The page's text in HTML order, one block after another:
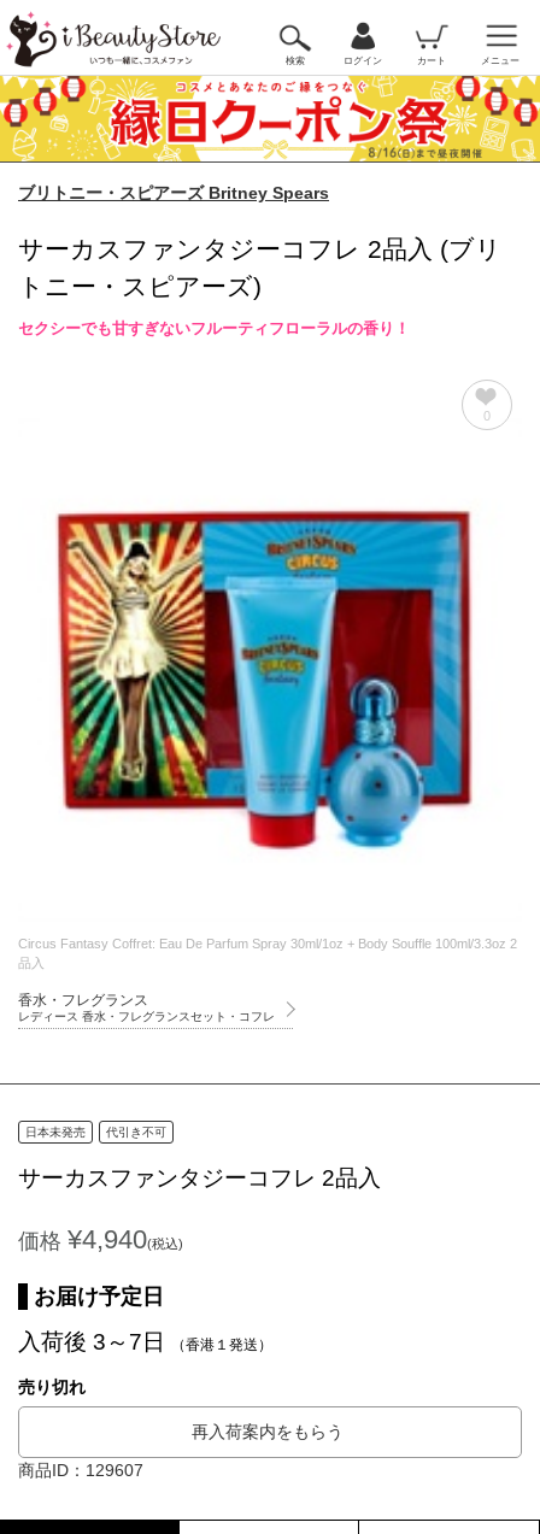
検索 ログイン カート メニュー
ブリトニー・スピアーズ Britney Spears
サーカスファンタジーコフレ 2品入 (ブリ
トニー・スピアーズ)
セクシーでも甘すぎないフルーティフローラルの香り！
0
Circus Fantasy Coffret: Eau De Parfum Spray 30ml/1oz + Body Souffle 100ml/3.3oz 2
品入
香水・フレグランス
レディース 香水・フレグランスセット・コフレ
日本未発売 代引き不可
サーカスファンタジーコフレ 2品入
価格 ¥4,940(税込)
お届け予定日
入荷後 3～7日 （香港１発送）
売り切れ
再入荷案内をもらう
商品ID：129607